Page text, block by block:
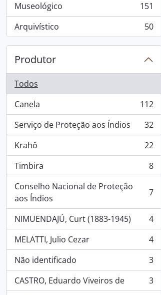
Museológico
, 151 resultados
151
Arquivístico
, 50 resultados 50
Produtor
Todos
Canela
, 112 resultados
112
Serviço de Proteção aos Índios
, 32 resultados
32
Krahô
, 22 resultados
22
Timbira
, 8 resultados
8
Conselho Nacional de Proteção
aos Índios
, 7 resultados 7
NIMUENDAJÚ, Curt (1883-1945)
, 4 resultados
4
MELATTI, Julio Cezar
, 4 resultados
4
Não identificado
, 3 resultados
3
CASTRO, Eduardo Viveiros de
, 3 resultados
3